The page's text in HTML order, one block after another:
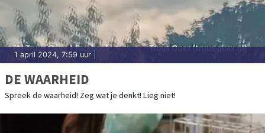
1 april 2024, 7:59 uur
DE WAARHEID
Spreek de waarheid! Zeg wat je denkt! Lieg niet!